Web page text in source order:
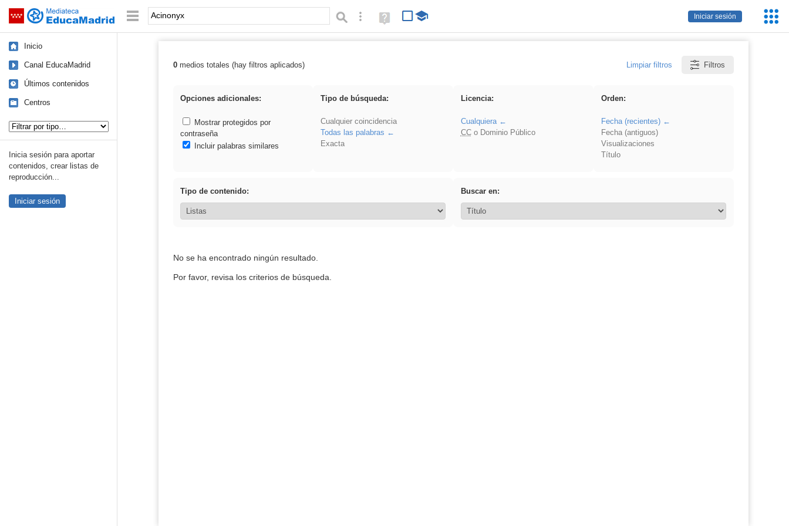
Saltar navegación
Iniciar sesión
Palabra o frase: Búsqueda avanzada
Ayuda
(en
Inicio
Canal EducaMadrid
Últimos contenidos
Centros
Inicia sesión para aportar
contenidos, crear listas de
reproducción...
Iniciar sesión
Resultados de: Acinonyx
0medios totales (hay filtros aplicados) Limpiar filtros Filtros
Opciones adicionales:
Mostrar protegidos por
contraseña
Incluir palabras similares
Tipo de búsqueda:
Cualquier coincidencia
Todas las palabras
Exacta
Licencia:
Cualquiera
CCo Dominio Público
Orden:
Fecha (recientes)
Fecha (antiguos)
Visualizaciones
Título
Tipo de contenido: Buscar en:
No se ha encontrado ningún resultado.
Por favor, revisa los criterios de búsqueda.